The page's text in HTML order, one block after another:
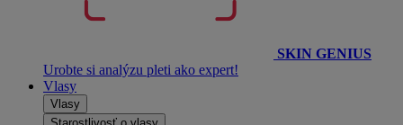
SKIN GENIUS
Urobte si analýzu pleti ako expert!
Vlasy
Vlasy